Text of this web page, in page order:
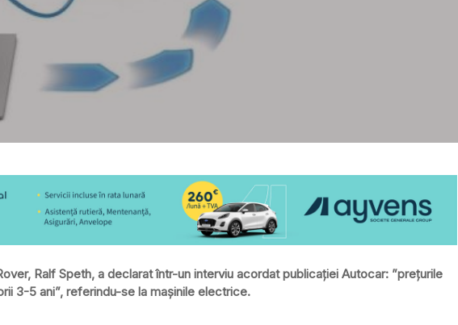
Ralf Speth, a declarat într-un interviu acordat publicației Autocar: ”prețurile
3-5 ani”, referindu-se la mașinile electrice.